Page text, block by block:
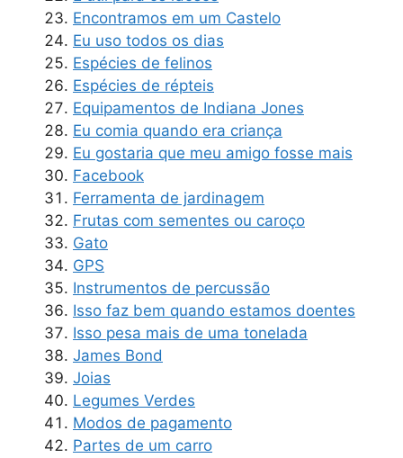
Encontramos em um Castelo
Eu uso todos os dias
Espécies de felinos
Espécies de répteis
Equipamentos de Indiana Jones
Eu comia quando era criança
Eu gostaria que meu amigo fosse mais
Facebook
Ferramenta de jardinagem
Frutas com sementes ou caroço
Gato
GPS
Instrumentos de percussão
Isso faz bem quando estamos doentes
Isso pesa mais de uma tonelada
James Bond
Joias
Legumes Verdes
Modos de pagamento
Partes de um carro